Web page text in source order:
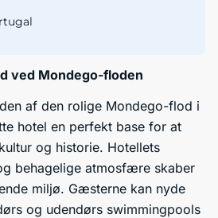
ved Mondego-floden
af den rolige Mondego-flod i
hotel en perfekt base for at
og historie. Hotellets
behagelige atmosfære skaber
miljø. Gæsterne kan nyde
og udendørs swimmingpools